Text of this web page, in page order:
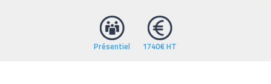
Présentiel 1740€ HT